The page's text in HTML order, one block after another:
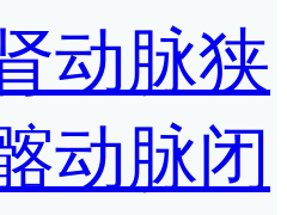
动脉狭
动脉闭